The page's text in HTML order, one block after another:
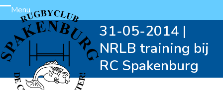
Skip
to
content
Menu
Open
mobile
menu
Close
mobile
menu
31-05-2014 |
NRLB training bij
RC Spakenburg